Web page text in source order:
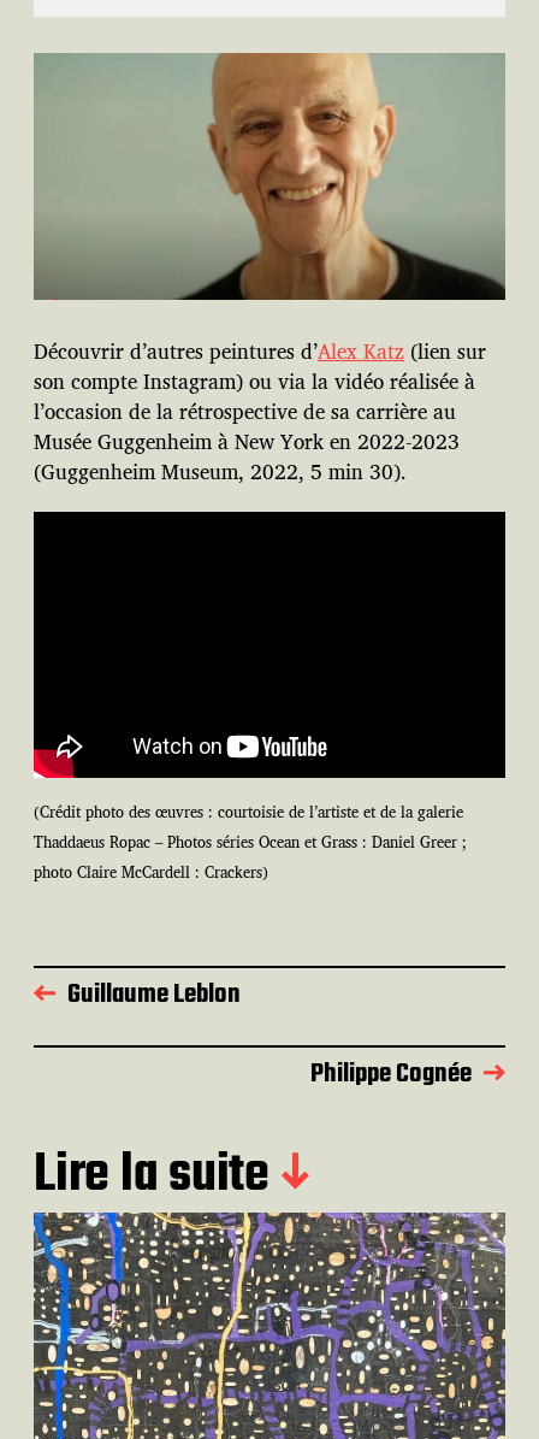
Découvrir d’autres peintures d’Alex Katz (lien sur
son compte Instagram) ou via la vidéo réalisée à
l’occasion de la rétrospective de sa carrière au
Musée Guggenheim à New York en 2022-2023
(Guggenheim Museum, 2022, 5 min 30).
(Crédit photo des œuvres : courtoisie de l’artiste et de la galerie
Thaddaeus Ropac – Photos séries Ocean et Grass : Daniel Greer ;
photo Claire McCardell : Crackers)
Guillaume Leblon
Philippe Cognée
Lire la suite